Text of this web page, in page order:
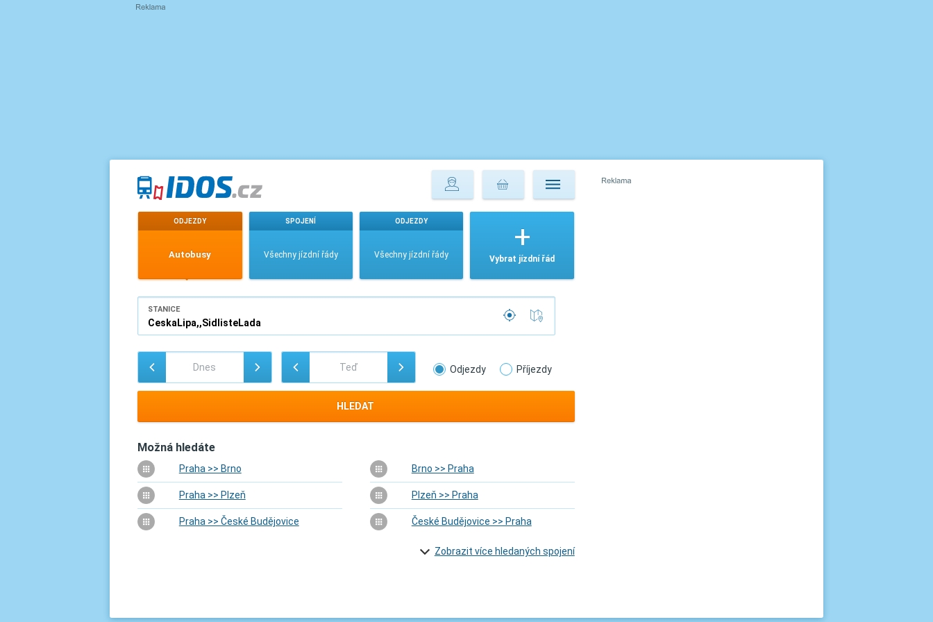
ODJEZDY
Autobusy
SPOJENÍ
Všechny jízdní řády
ODJEZDY
Všechny jízdní řády Vybrat jízdní řád
STANICE
Odjezdy Příjezdy
HLEDAT
Možná hledáte
Praha >> Brno Brno >> Praha
Praha >> Plzeň Plzeň >> Praha
Praha >> České Budějovice České Budějovice >> Praha
Zobrazit více hledaných spojení